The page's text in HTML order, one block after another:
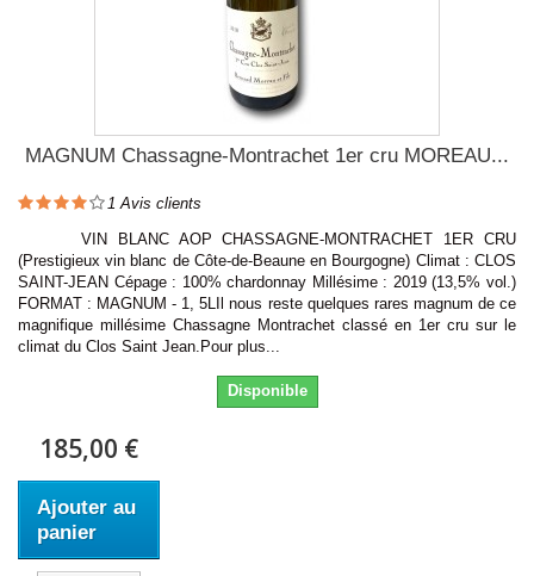
MAGNUM Chassagne-Montrachet 1er cru MOREAU...
1 Avis clients
VIN BLANC AOP CHASSAGNE-MONTRACHET 1ER CRU
(Prestigieux vin blanc de Côte-de-Beaune en Bourgogne) Climat : CLOS
SAINT-JEAN Cépage : 100% chardonnay Millésime : 2019 (13,5% vol.)
FORMAT : MAGNUM - 1, 5LIl nous reste quelques rares magnum de ce
magnifique millésime Chassagne Montrachet classé en 1er cru sur le
climat du Clos Saint Jean.Pour plus...
Disponible
185,00 €
Ajouter au
panier